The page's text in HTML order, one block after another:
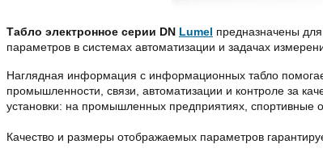
Табло электронное серии DN Lumel предназначены
параметров в системах автоматизации и задачах
Наглядная информация с информационных табло
промышленности, связи, автоматизации и контроле за
установки: на промышленных предприятиях, спортивные
Качество и размеры отображаемых параметров